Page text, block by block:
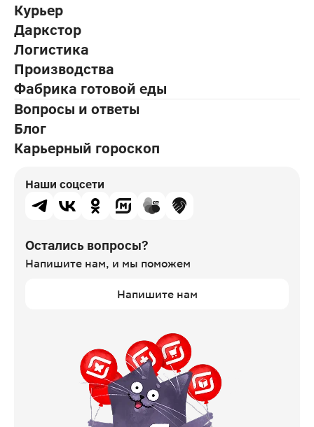
Курьер
Даркстор
Логистика
Производства
Фабрика готовой еды
Вопросы и ответы
Блог
Карьерный гороскоп
Наши соцсети
Остались вопросы?
Напишите нам, и мы поможем
Напишите нам